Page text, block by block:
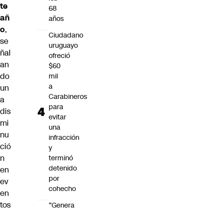
te
añ
o,
se
ñal
an
do
un
a
dis
mi
nu
ció
n
en
ev
en
tos
68
años
Ciudadano
uruguayo
ofreció
$60
mil
a
Carabineros
para
evitar
una
infracción
y
terminó
detenido
por
cohecho
“Genera